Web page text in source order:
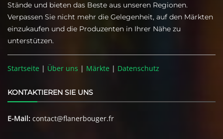
Stände und bieten das Beste aus unseren Regionen.
Verpassen Sie nicht mehr die Gelegenheit, auf den Märkten
einzukaufen und die Produzenten in Ihrer Nähe zu
unterstützen.
Startseite | Über uns | Märkte | Datenschutz
KONTAKTIEREN SIE UNS
E-Mail: contact@flanerbouger.fr